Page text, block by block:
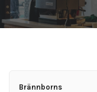
Brännborns